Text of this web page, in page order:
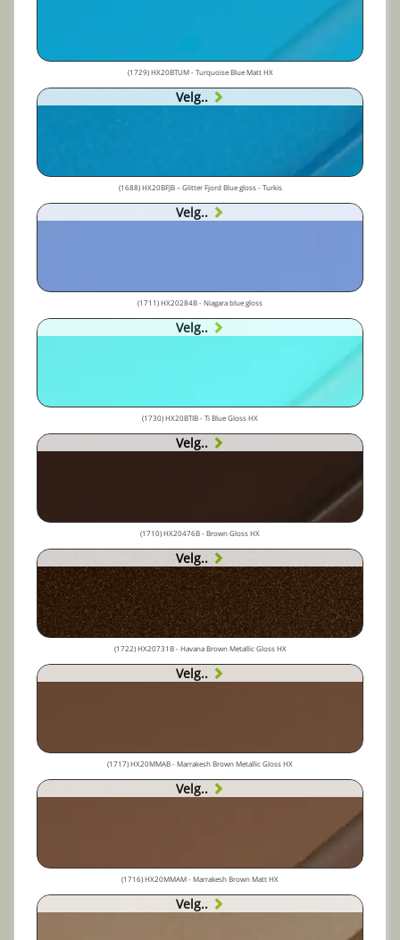
(1729) HX20BTUM - Turquoise Blue Matt HX
Velg..
(1688) HX20BFJB – Glitter Fjord Blue gloss - Turkis
Velg..
(1711) HX20284B - Niagara blue gloss
Velg..
(1730) HX20BTIB - Ti Blue Gloss HX
Velg..
(1710) HX20476B - Brown Gloss HX
Velg..
(1722) HX20731B - Havana Brown Metallic Gloss HX
Velg..
(1717) HX20MMAB - Marrakesh Brown Metallic Gloss HX
Velg..
(1716) HX20MMAM - Marrakesh Brown Matt HX
Velg..